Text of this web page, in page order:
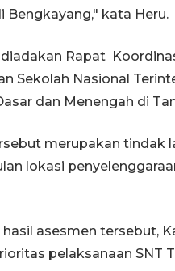
Bengkayang," kata Heru.
Rapat
Sekolah Nasional
dan Menengah di
merupakan tindak
lokasi
hasil asesmen tersebut,
pelaksanaan SNT